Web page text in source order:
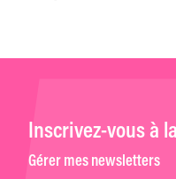
Inscrivez-vous à
Gérer mes newsletters